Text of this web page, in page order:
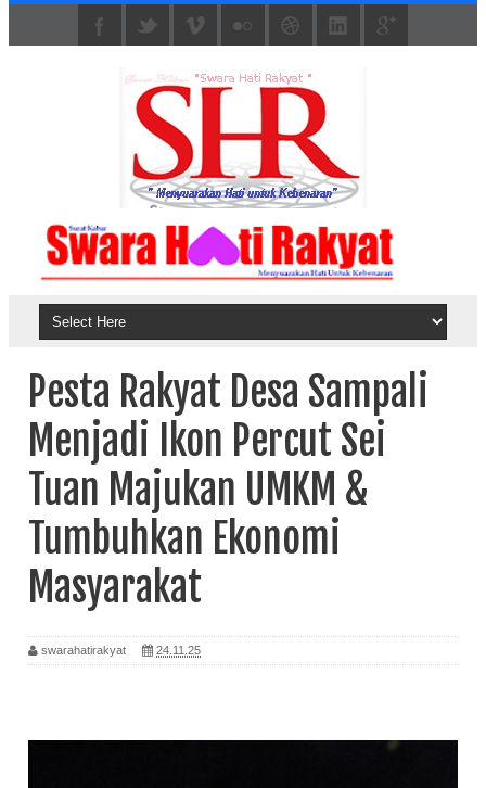
Pesta Rakyat Desa Sampali
Menjadi Ikon Percut Sei
Tuan Majukan UMKM &
Tumbuhkan Ekonomi
Masyarakat
swarahatirakyat 24.11.25